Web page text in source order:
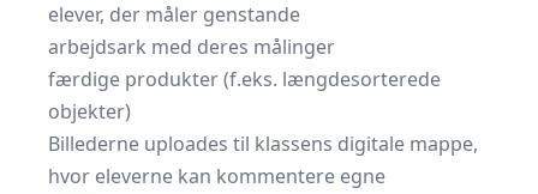
elever, der måler genstande
arbejdsark med deres målinger
færdige produkter (f.eks. længdesorterede
objekter)
Billederne uploades til klassens digitale mappe,
hvor eleverne kan kommentere egne